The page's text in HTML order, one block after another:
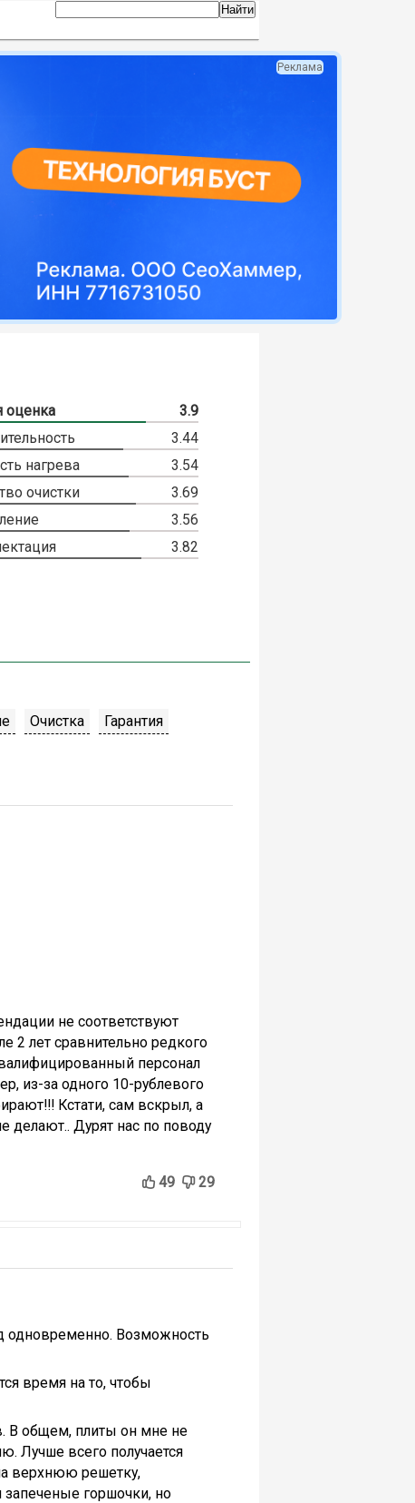
Реклама
оценка
3.9
3.44
нагрева
3.54
очистки
3.69
3.56
3.82
Очистка
Гарантия
не соответствуют
2 лет сравнительно редкого
персонал
из-за одного 10-рублевого
Кстати, сам вскрыл, а
делают.. Дурят нас по поводу
49 29
одновременно. Возможность
время на то, чтобы
В общем, плиты он мне не
Лучше всего получается
верхнюю решетку,
запеченые горшочки, но